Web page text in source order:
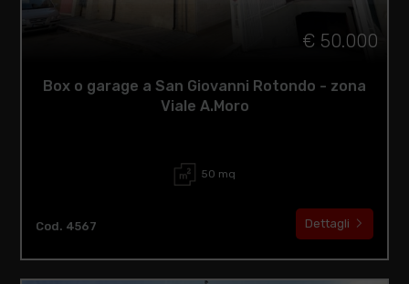
€ 50.000
Box o garage a San Giovanni Rotondo - zona
Viale A.Moro
50 mq
Cod. 4567 Dettagli